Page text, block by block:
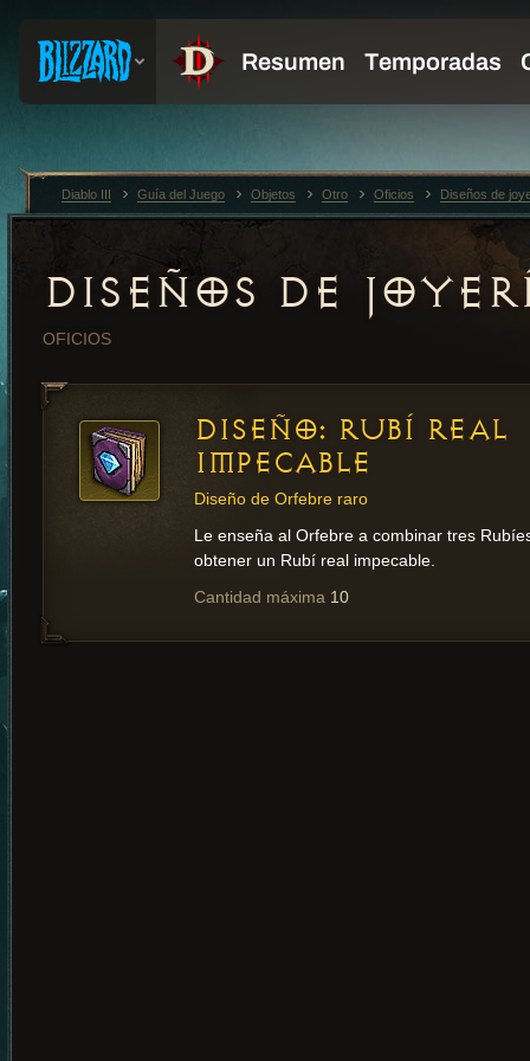
DISEÑOS DE
OFICIOS
DISEÑO: RUBÍ REAL
IMPECABLE
Diseño de Orfebre raro
Le enseña al Orfebre a combinar tres
obtener un Rubí real impecable.
Cantidad máxima 10
Diablo III Guía del Juego Objetos Otro Oficios Diseños de